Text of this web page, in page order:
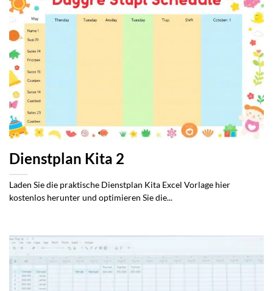
Dienstplan Kita 2
Laden Sie die praktische Dienstplan Kita Excel Vorlage hier
kostenlos herunter und optimieren Sie die...